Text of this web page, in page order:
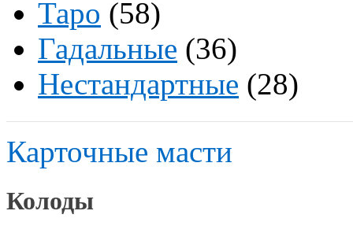
Таро (58)
Гадальные (36)
Нестандартные (28)
Карточные масти
Колоды